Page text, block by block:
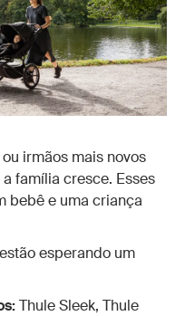
irmãos mais novos
família cresce. Esses
bebê e uma criança
esperando um
Thule Sleek, Thule